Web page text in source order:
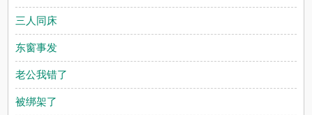
三人同床
东窗事发
老公我错了
被绑架了